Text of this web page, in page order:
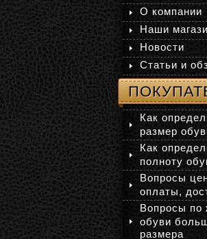
О компании
Наши
Новости
Статьи и
Как
размер
Как
полноту
Вопросы
оплаты,
Вопросы по
обуви
размера